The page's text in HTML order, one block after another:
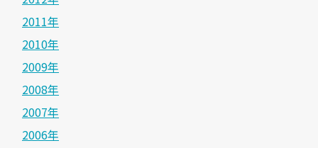
2011年
2010年
2009年
2008年
2007年
2006年